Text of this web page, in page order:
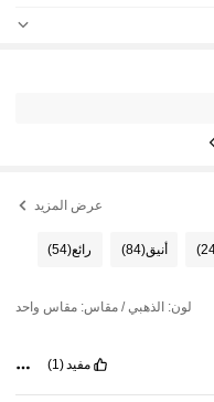
عرض المزيد
أنيق(84) رائع(54)
لون: الذهبي / مقاس: مقاس واحد
مفيد(1)